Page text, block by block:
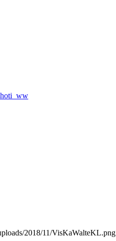
2018/11/VisKaWalteKL.png